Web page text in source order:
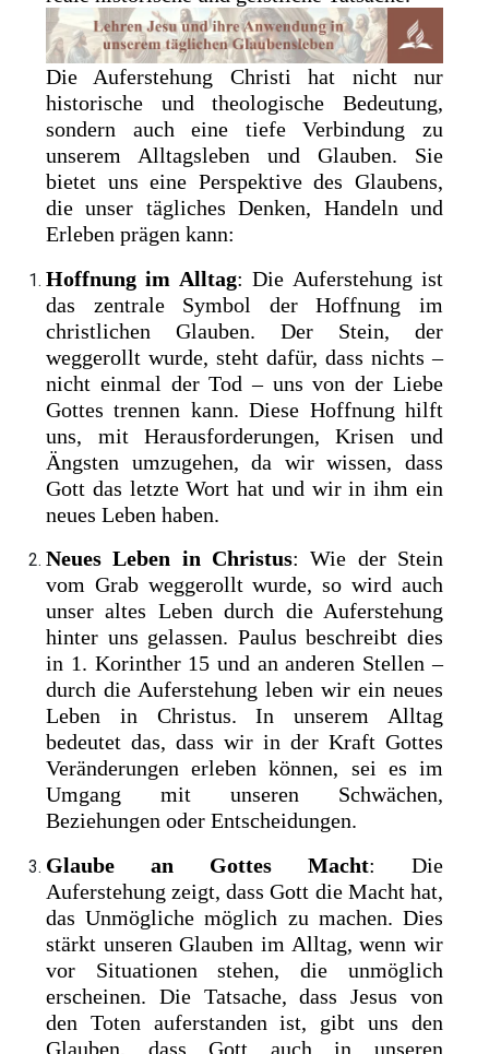
Die Auferstehung Christi hat nicht nur
historische und theologische Bedeutung,
sondern auch eine tiefe Verbindung zu
unserem Alltagsleben und Glauben. Sie
bietet uns eine Perspektive des Glaubens,
die unser tägliches Denken, Handeln und
Erleben prägen kann:
Hoffnung im Alltag: Die Auferstehung ist
das zentrale Symbol der Hoffnung im
christlichen Glauben. Der Stein, der
weggerollt wurde, steht dafür, dass nichts –
nicht einmal der Tod – uns von der Liebe
Gottes trennen kann. Diese Hoffnung hilft
uns, mit Herausforderungen, Krisen und
Ängsten umzugehen, da wir wissen, dass
Gott das letzte Wort hat und wir in ihm ein
neues Leben haben.
Neues Leben in Christus: Wie der Stein
vom Grab weggerollt wurde, so wird auch
unser altes Leben durch die Auferstehung
hinter uns gelassen. Paulus beschreibt dies
in 1. Korinther 15 und an anderen Stellen –
durch die Auferstehung leben wir ein neues
Leben in Christus. In unserem Alltag
bedeutet das, dass wir in der Kraft Gottes
Veränderungen erleben können, sei es im
Umgang mit unseren Schwächen,
Beziehungen oder Entscheidungen.
Glaube an Gottes Macht: Die
Auferstehung zeigt, dass Gott die Macht hat,
das Unmögliche möglich zu machen. Dies
stärkt unseren Glauben im Alltag, wenn wir
vor Situationen stehen, die unmöglich
erscheinen. Die Tatsache, dass Jesus von
den Toten auferstanden ist, gibt uns den
Glauben, dass Gott auch in unseren